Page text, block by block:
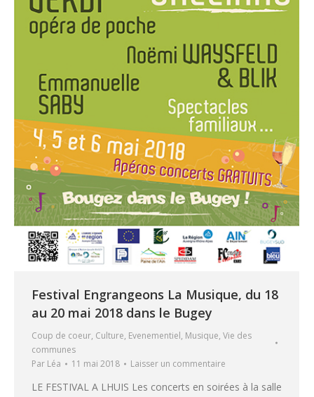
Festival Engrangeons La Musique, du 18
au 20 mai 2018 dans le Bugey
Coup de coeur, Culture, Evenementiel, Musique, Vie des
communes
Par Léa 11 mai 2018 Laisser un commentaire
LE FESTIVAL A LHUIS Les concerts en soirées à la salle